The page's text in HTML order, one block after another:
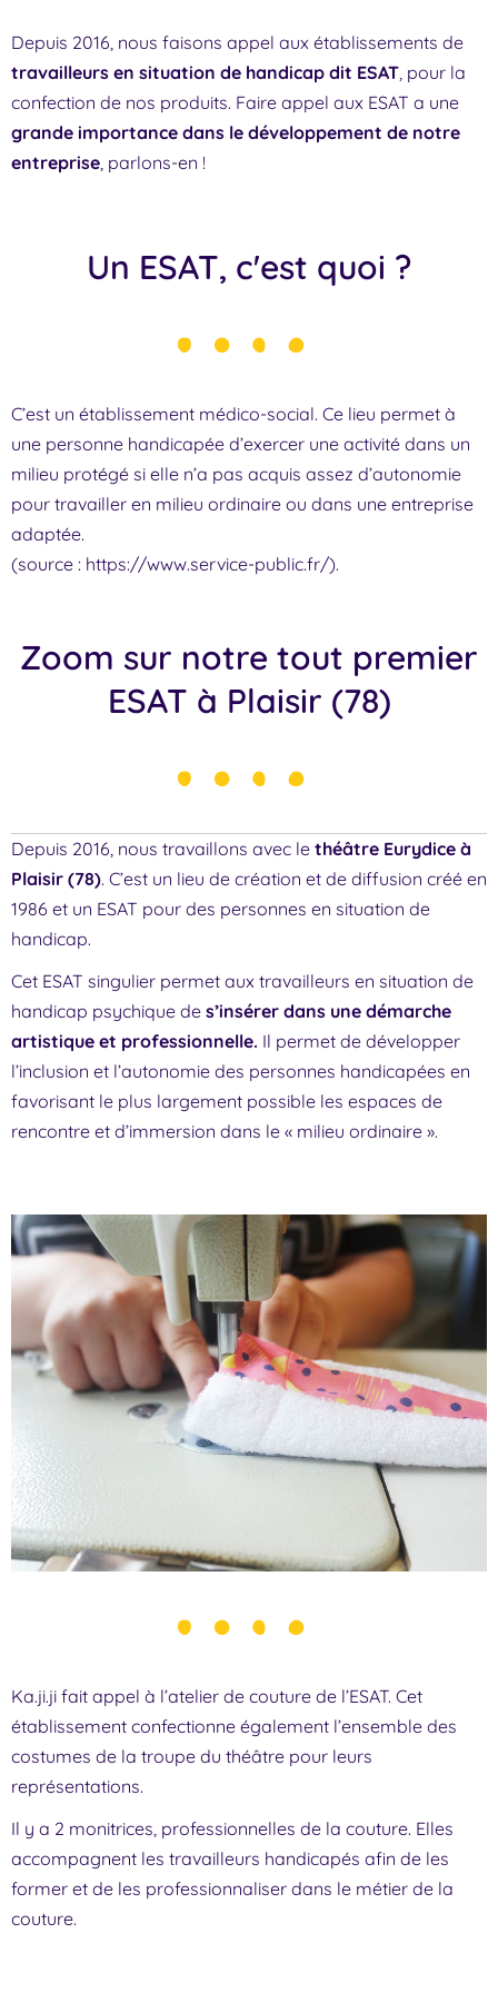
Depuis 2016, nous faisons appel aux établissements de
travailleurs en situation de handicap dit ESAT, pour la
confection de nos produits. Faire appel aux ESAT a une
grande importance dans le développement de notre
entreprise, parlons-en !
Un ESAT, c'est quoi ?
C’est un établissement médico-social. Ce lieu permet à
une personne handicapée d’exercer une activité dans un
milieu protégé si elle n’a pas acquis assez d’autonomie
pour travailler en milieu ordinaire ou dans une entreprise
adaptée.
(source : https://www.service-public.fr/).
Zoom sur notre tout premier
ESAT à Plaisir (78)
Depuis 2016, nous travaillons avec le théâtre Eurydice à
Plaisir (78). C’est un lieu de création et de diffusion créé en
1986 et un ESAT pour des personnes en situation de
handicap.
Cet ESAT singulier permet aux travailleurs en situation de
handicap psychique de s’insérer dans une démarche
artistique et professionnelle. Il permet de développer
l’inclusion et l’autonomie des personnes handicapées en
favorisant le plus largement possible les espaces de
rencontre et d’immersion dans le « milieu ordinaire ».
Ka.ji.ji fait appel à l’atelier de couture de l’ESAT. Cet
établissement confectionne également l’ensemble des
costumes de la troupe du théâtre pour leurs
représentations.
Il y a 2 monitrices, professionnelles de la couture. Elles
accompagnent les travailleurs handicapés afin de les
former et de les professionnaliser dans le métier de la
couture.